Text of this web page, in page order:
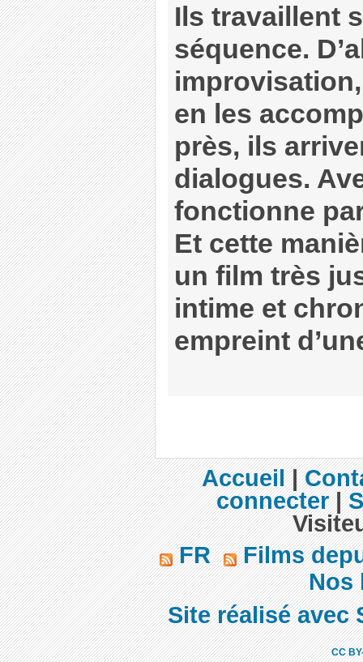
Ils travaillent
séquence.
en les
près, ils
dialogues.
fonctionne
Et cette
un film très
intime et
empreint
Accueil|
connecter|
FR
Films
Nos
Site réalisé avec
CC